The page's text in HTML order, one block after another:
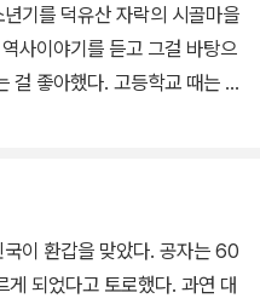
기를 덕유산 자락의 시골마을
사이야기를 듣고 그걸 바탕으
걸 좋아했다. 고등학교 때는 문
계 하며 보냈고, 30대 후반에
. 출판계와 인연을 맺으면서 대
갖게 되었고, 지금까지 다수
이 환갑을 맞았다. 공자는 60
되었다고 토로했다. 과연 대